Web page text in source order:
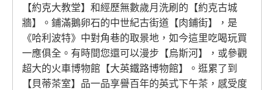
【約克大教堂】和經歷無數歲月洗刷的【約克古城
牆】。鋪滿鵝卵石的中世紀古街道【肉鋪街】，是
《哈利波特》中對角巷的取景地，如今這里吃喝玩買
一應俱全。有時間您還可以漫步【烏斯河】，或參觀
超大的火車博物館【大英鐵路博物館】。逛累了到
【貝蒂茶室】品一品享譽百年的英式下午茶，感受度